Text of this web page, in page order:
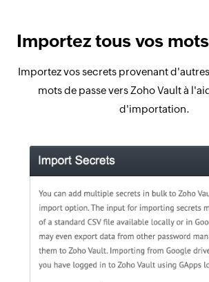
Importez tous vos
Importez vos secrets provenant
mots de passe vers Zoho Vault à
d'importation.